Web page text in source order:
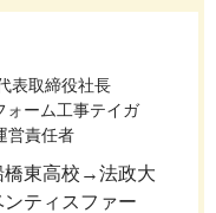
表取締役社長
ォーム工事テイガ
営責任者
橋東高校→法政大
ティスファー